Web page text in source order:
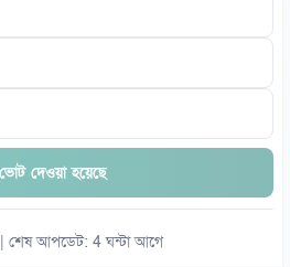
দেওয়া হয়েছে
শেষ আপডেট: 4 ঘন্টা আগে